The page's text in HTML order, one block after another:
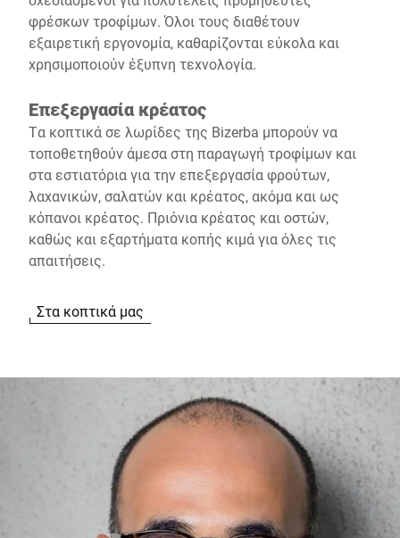
φρέσκων τροφίμων. Όλοι τους διαθέτουν
εξαιρετική εργονομία, καθαρίζονται εύκολα και
χρησιμοποιούν έξυπνη τεχνολογία.
Επεξεργασία κρέατος
Τα κοπτικά σε λωρίδες της Bizerba μπορούν να
τοποθετηθούν άμεσα στη παραγωγή τροφίμων και
στα εστιατόρια για την επεξεργασία φρούτων,
λαχανικών, σαλατών και κρέατος, ακόμα και ως
κόπανοι κρέατος. Πριόνια κρέατος και οστών,
καθώς και εξαρτήματα κοπής κιμά για όλες τις
απαιτήσεις.
Στα κοπτικά μας